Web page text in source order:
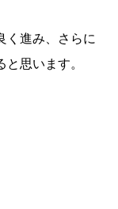
く進み、さらに
思います。